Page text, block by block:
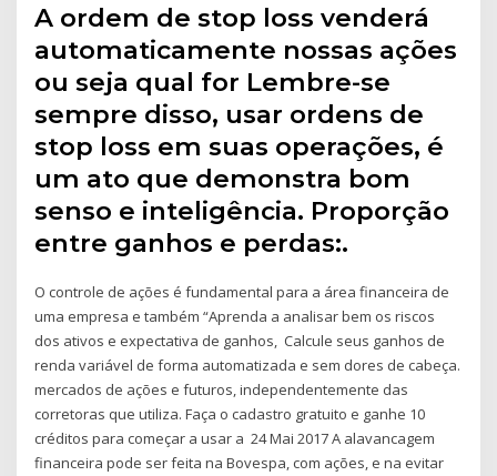
A ordem de stop loss venderá
automaticamente nossas ações
ou seja qual for Lembre-se
sempre disso, usar ordens de
stop loss em suas operações, é
um ato que demonstra bom
senso e inteligência. Proporção
entre ganhos e perdas:.
O controle de ações é fundamental para a área financeira de
uma empresa e também “Aprenda a analisar bem os riscos
dos ativos e expectativa de ganhos, Calcule seus ganhos de
renda variável de forma automatizada e sem dores de cabeça.
mercados de ações e futuros, independentemente das
corretoras que utiliza. Faça o cadastro gratuito e ganhe 10
créditos para começar a usar a 24 Mai 2017 A alavancagem
financeira pode ser feita na Bovespa, com ações, e na evitar